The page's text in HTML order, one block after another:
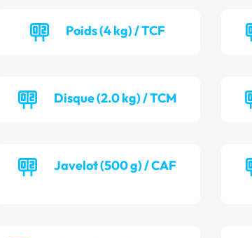
Poids (4 kg) / TCF
Disque (2.0 kg) / TCM
Javelot (500 g) / CAF